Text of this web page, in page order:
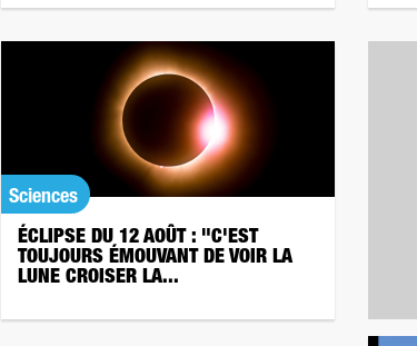
Sciences
ÉCLIPSE DU 12 AOÛT : "C'EST
TOUJOURS ÉMOUVANT DE VOIR LA
LUNE CROISER LA...